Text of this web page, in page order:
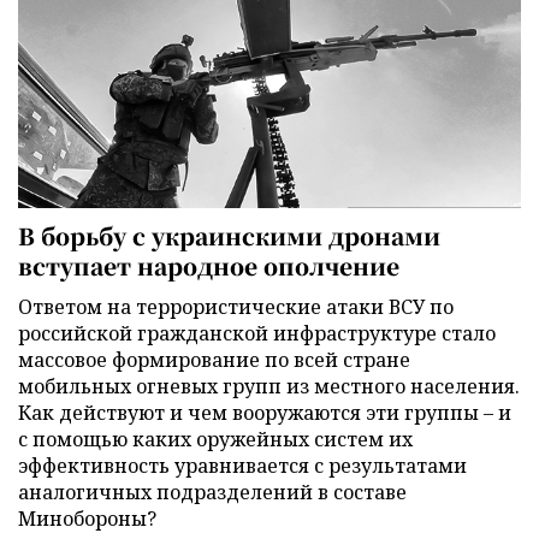
В борьбу с украинскими дронами
вступает народное ополчение
Ответом на террористические атаки ВСУ по
российской гражданской инфраструктуре стало
массовое формирование по всей стране
мобильных огневых групп из местного населения.
Как действуют и чем вооружаются эти группы – и
с помощью каких оружейных систем их
эффективность уравнивается с результатами
аналогичных подразделений в составе
Минобороны?